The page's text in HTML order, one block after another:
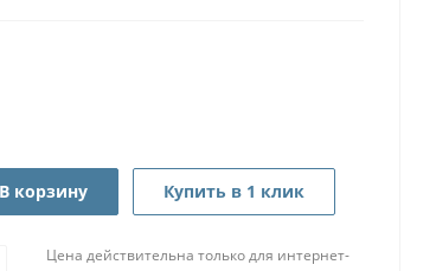
В корзину Купить в 1 клик
Цена действительна только для интернет-